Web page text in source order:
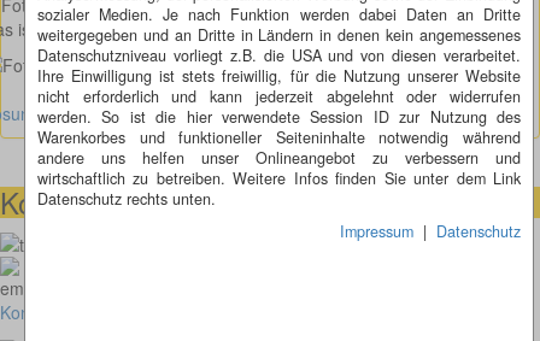
sozialer Medien. Je nach Funktion werden dabei Daten an Dritte
weitergegeben und an Dritte in Ländern in denen kein angemessenes
Datenschutzniveau vorliegt z.B. die USA und von diesen verarbeitet.
Ihre Einwilligung ist stets freiwillig, für die Nutzung unserer Website
nicht erforderlich und kann jederzeit abgelehnt oder widerrufen
werden. So ist die hier verwendete Session ID zur Nutzung des
Warenkorbes und funktioneller Seiteninhalte notwendig während
andere uns helfen unser Onlineangebot zu verbessern und
wirtschaftlich zu betreiben. Weitere Infos finden Sie unter dem Link
Datenschutz rechts unten.
Impressum | Datenschutz
Fotorätsel 50
ist so scharf, dass es hinter Gittern muss, oder?
anzeigen
Kontaktmöglichkeiten
Kontakt